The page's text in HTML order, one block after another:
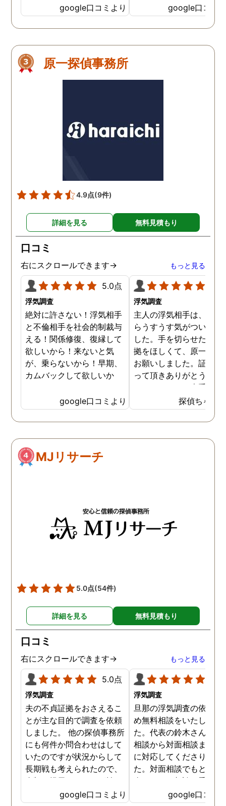
がかかるか分からず不安だ
ったので、こちらで安心し
ました。 ありがとうござい
google口コミより google口コミ
原一探偵事務所
4.9点(9件)
詳細を見る 無料見積もり
口コミ
右にスクロールできます→ もっと見る
5.0点
浮気調査
絶対に許さない！浮気相手
と不倫相手を社会的制裁与
える！関係修復、復縁して
欲しいから！来ないと気
が、乗らないから！早期、
カムバックして欲しいか
google口コミより
浮気調査
主人の浮気相手は、以前
らうすうす気がついてい
した。手を切らせたくて
拠をほしくて、原一さん
お願いしました。証拠を
って頂きありがとうござ
ました。やはり大手の会
は違いますね。探偵ちゃん
MJリサーチ
5.0点(54件)
詳細を見る 無料見積もり
口コミ
右にスクロールできます→ もっと見る
5.0点
浮気調査
夫の不貞証拠をおさえるこ
とが主な目的で調査を依頼
しました。 他の探偵事務所
にも何件か問合わせはして
いたのですが状況からして
長期戦も考えられたので、
金額を提示されそれが払え
ないとそもそも相談もでき
google口コミより
浮気調査
旦那の浮気調査の依頼の
め無料相談をいたしまし
た。代表の鈴木さんが電
相談から対面相談まです
に対応してくださりまし
た。対面相談でもとても
身になって相談に乗って
ださりすぐに契約といっ
google口コミ